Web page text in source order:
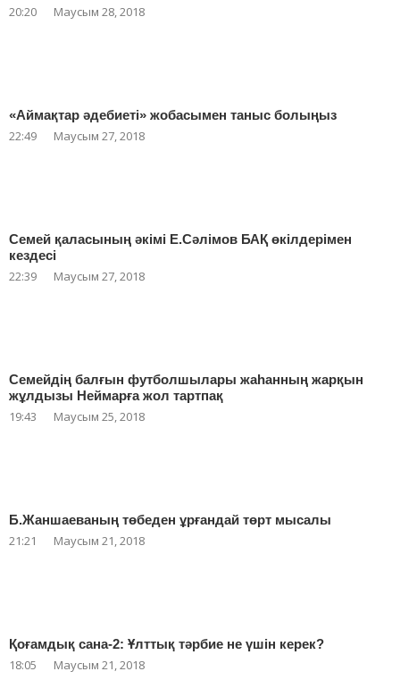
20:20 Маусым 28, 2018
«Аймақтар әдебиеті» жобасымен таныс болыңыз
22:49 Маусым 27, 2018
Семей қаласының әкімі Е.Сәлімов БАҚ өкілдерімен
кездесі
22:39 Маусым 27, 2018
Семейдің балғын футболшылары жаһанның жарқын
жұлдызы Неймарға жол тартпақ
19:43 Маусым 25, 2018
Б.Жаншаеваның төбеден ұрғандай төрт мысалы
21:21 Маусым 21, 2018
Қоғамдық сана-2: Ұлттық тәрбие не үшін керек?
18:05 Маусым 21, 2018